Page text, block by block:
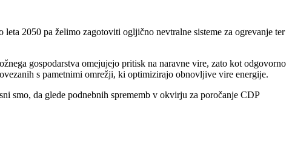
2050 pa želimo zagotoviti ogljično nevtralne sisteme za ogrevanje ter
gospodarstva omejujejo pritisk na naravne vire, zato kot odgovorno
s pametnimi omrežji, ki optimizirajo obnovljive vire energije.
smo, da glede podnebnih sprememb v okvirju za poročanje CDP